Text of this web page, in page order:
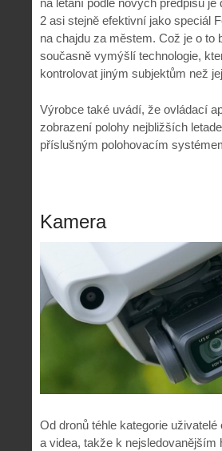
na létání podle nových předpisů
2 asi stejně efektivní jako speciál
na chajdu za městem. Což je o to
současně vymýšlí technologie,
kontrolovat jiným subjektům než
Výrobce také uvádí, že ovládací
zobrazení polohy nejbližších
příslušným polohovacím
Kamera
Od dronů téhle kategorie
a videa, takže k nejsledovanějším